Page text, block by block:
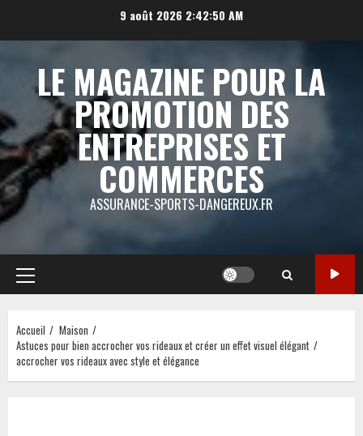
9 août 2026 2:42:50 AM
LE MAGAZINE POUR LA
PROMOTION DES
ENTREPRISES ET
COMMERCES
ASSURANCE-SPORTS-DANGEREUX.FR
Menu
principal
Accueil
Maison
Astuces pour bien accrocher vos rideaux et créer un effet visuel élégant
accrocher vos rideaux avec style et élégance